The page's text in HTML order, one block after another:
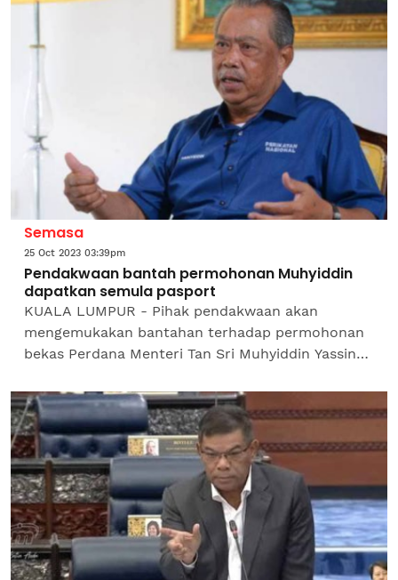
Semasa
25 Oct 2023 03:39pm
Pendakwaan bantah permohonan Muhyiddin
dapatkan semula pasport
KUALA LUMPUR - Pihak pendakwaan akan
mengemukakan bantahan terhadap permohonan
bekas Perdana Menteri Tan Sri Muhyiddin Yassin
membolehkan beliau bercuti...